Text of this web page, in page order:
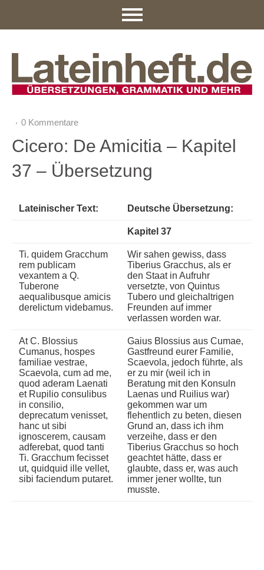
0 Kommentare
Cicero: De Amicitia – Kapitel
37 – Übersetzung
Lateinischer Text: Deutsche Übersetzung:
Kapitel 37
Ti. quidem Gracchum
rem publicam
vexantem a Q.
Tuberone
aequalibusque amicis
derelictum videbamus.
Wir sahen gewiss, dass
Tiberius Gracchus, als er
den Staat in Aufruhr
versetzte, von Quintus
Tubero und gleichaltrigen
Freunden auf immer
verlassen worden war.
At C. Blossius
Cumanus, hospes
familiae vestrae,
Scaevola, cum ad me,
quod aderam Laenati
et Rupilio consulibus
in consilio,
deprecatum venisset,
hanc ut sibi
ignoscerem, causam
adferebat, quod tanti
Ti. Gracchum fecisset
ut, quidquid ille vellet,
sibi faciendum putaret.
Gaius Blossius aus Cumae,
Gastfreund eurer Familie,
Scaevola, jedoch führte, als
er zu mir (weil ich in
Beratung mit den Konsuln
Laenas und Ruilius war)
gekommen war um
flehentlich zu beten, diesen
Grund an, dass ich ihm
verzeihe, dass er den
Tiberius Gracchus so hoch
geachtet hätte, dass er
glaubte, dass er, was auch
immer jener wollte, tun
musste.